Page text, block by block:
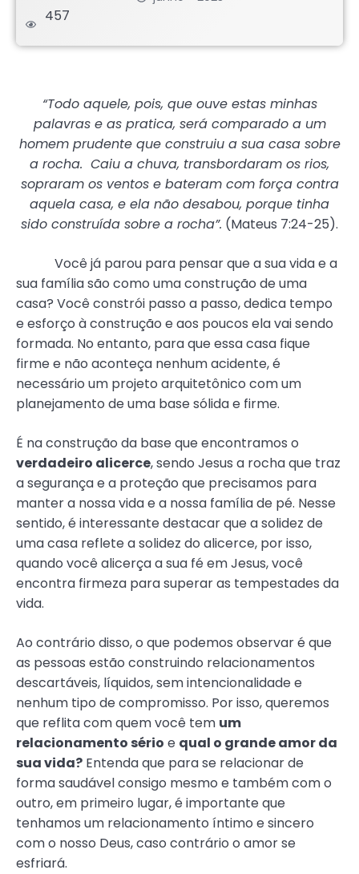
457
“Todo aquele, pois, que ouve estas minhas
palavras e as pratica, será comparado a um
homem prudente que construiu a sua casa sobre
a rocha. Caiu a chuva, transbordaram os rios,
sopraram os ventos e bateram com força contra
aquela casa, e ela não desabou, porque tinha
sido construída sobre a rocha”. (Mateus 7:24-25).
Você já parou para pensar que a sua vida e a
sua família são como uma construção de uma
casa? Você constrói passo a passo, dedica tempo
e esforço à construção e aos poucos ela vai sendo
formada. No entanto, para que essa casa fique
firme e não aconteça nenhum acidente, é
necessário um projeto arquitetônico com um
planejamento de uma base sólida e firme.
É na construção da base que encontramos o
verdadeiro alicerce, sendo Jesus a rocha que traz
a segurança e a proteção que precisamos para
manter a nossa vida e a nossa família de pé. Nesse
sentido, é interessante destacar que a solidez de
uma casa reflete a solidez do alicerce, por isso,
quando você alicerça a sua fé em Jesus, você
encontra firmeza para superar as tempestades da
vida.
Ao contrário disso, o que podemos observar é que
as pessoas estão construindo relacionamentos
descartáveis, líquidos, sem intencionalidade e
nenhum tipo de compromisso. Por isso, queremos
que reflita com quem você tem um
relacionamento sério e qual o grande amor da
sua vida? Entenda que para se relacionar de
forma saudável consigo mesmo e também com o
outro, em primeiro lugar, é importante que
tenhamos um relacionamento íntimo e sincero
com o nosso Deus, caso contrário o amor se
esfriará.